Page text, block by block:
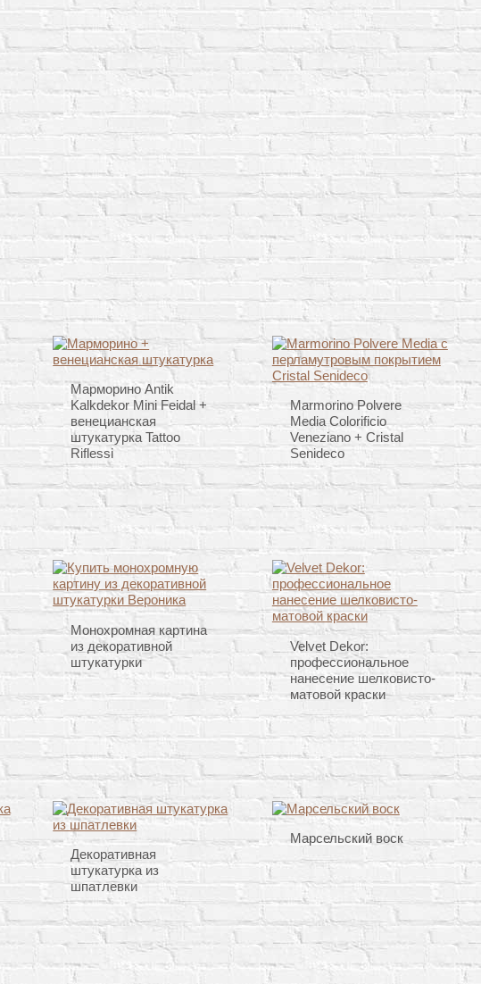
Марморино Antik
Kalkdekor Mini Feidal +
венецианская
штукатурка Tattoo
Riflessi
Marmorino Polvere
Media Colorificio
Veneziano + Cristal
Senideco
Монохромная картина
из декоративной
штукатурки
Velvet Dekor:
профессиональное
нанесение шелковисто-
матовой краски
Декоративная
штукатурка из
шпатлевки
Марсельский воск